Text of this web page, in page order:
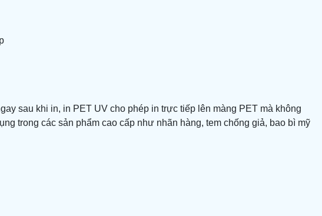
sau khi in, in PET UV cho phép in trực tiếp lên màng PET mà không
trong các sản phẩm cao cấp như nhãn hàng, tem chống giả, bao bì mỹ